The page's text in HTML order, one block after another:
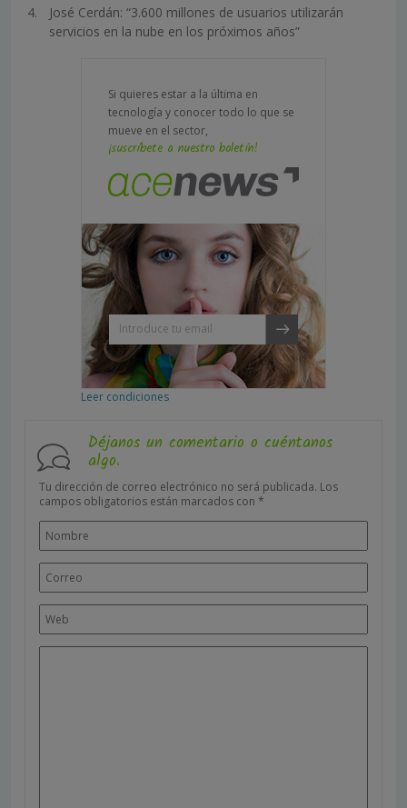
José Cerdán: “3.600 millones de usuarios utilizarán
servicios en la nube en los próximos años”
Si quieres estar a la última en
tecnología y conocer todo lo que se
mueve en el sector,
¡suscríbete a nuestro boletín!
Leer condiciones
Déjanos un comentario o cuéntanos
algo.
Tu dirección de correo electrónico no será publicada. Los
campos obligatorios están marcados con *